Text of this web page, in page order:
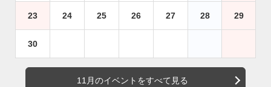
23 24 25 26 27 28 29
30
11月のイベントをすべて見る